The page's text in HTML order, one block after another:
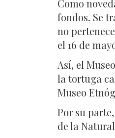
Como
fondos. Se
no
el 16 de
Así, el
la tortuga
Museo
Por su
de la